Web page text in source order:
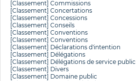
[Classement] Commissions
[Classement] Concertations
[Classement] Concessions
[Classement] Conseils
[Classement] Conventions
[Classement] Conventions
[Classement] Déclarations d'intention
[Classement] Délégations
[Classement] Délégations de service public
[Classement] Divers
[Classement] Domaine public